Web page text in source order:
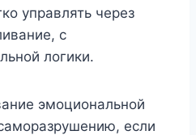
управлять через
с
логики.
эмоциональной
если